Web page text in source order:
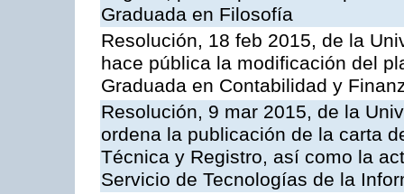
Graduada en Filosofía
Resolución, 18 feb 2015, de la
hace pública la modificación del
Graduada en Contabilidad y
Resolución, 9 mar 2015, de la
ordena la publicación de la carta
Técnica y Registro, así como la
Servicio de Tecnologías de la